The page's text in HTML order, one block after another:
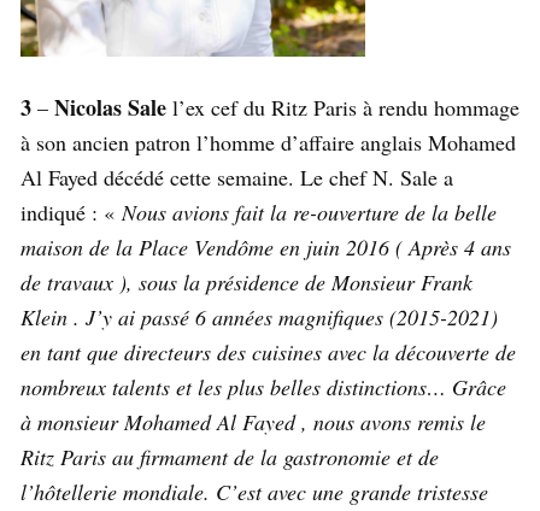
3 – Nicolas Sale l’ex cef du Ritz Paris à rendu hommage
à son ancien patron l’homme d’affaire anglais Mohamed
Al Fayed décédé cette semaine. Le chef N. Sale a
indiqué : «Nous avions fait la re-ouverture de la belle
maison de la Place Vendôme en juin 2016 ( Après 4 ans
de travaux ), sous la présidence de Monsieur Frank
Klein . J’y ai passé 6 années magnifiques (2015-2021)
en tant que directeurs des cuisines avec la découverte de
nombreux talents et les plus belles distinctions… Grâce
à monsieur Mohamed Al Fayed , nous avons remis le
Ritz Paris au firmament de la gastronomie et de
l’hôtellerie mondiale. C’est avec une grande tristesse